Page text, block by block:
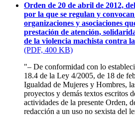
Orden de 20 de abril de 2012,
por la que se regulan y
organizaciones y asociaciones
prestación de atención,
de la violencia machista contra
(PDF, 400 KB)
"– De conformidad con lo
18.4 de la Ley 4/2005, de 18 de
Igualdad de Mujeres y Hombres,
proyectos y demás textos escritos
actividades de la presente Orden,
redacción a un uso no sexista del